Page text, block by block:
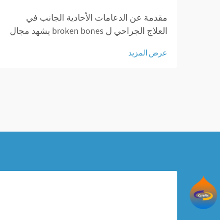
مقدمة عن الدعامات الأحادية الجانب في
العلاج الجراحي ل broken bones يشهد مجال
الأحادية الجانب التي توفر مناهج جديدة في
عرض المزيد